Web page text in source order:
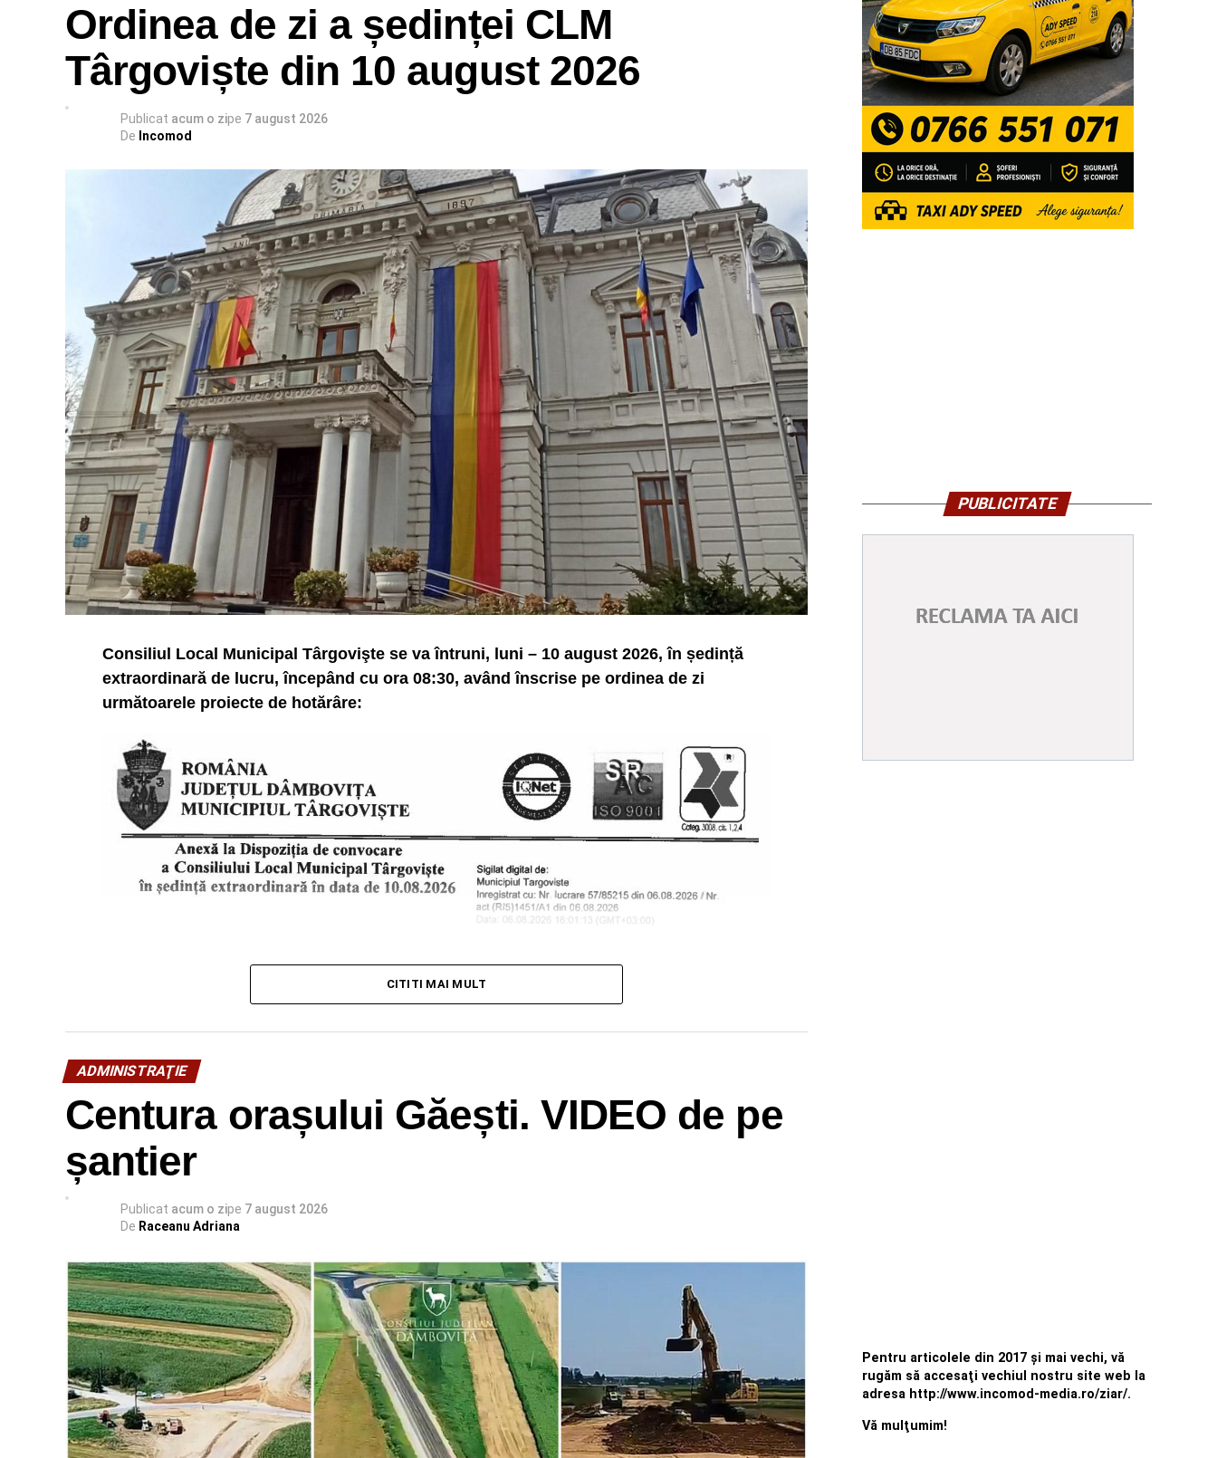
Ordinea de zi a ședinței CLM
Târgoviște din 10 august 2026
Publicat acum o zipe 7 august 2026
De Incomod
Consiliul Local Municipal Târgovişte se va întruni, luni – 10 august 2026, în ședință
extraordinară de lucru, începând cu ora 08:30, având înscrise pe ordinea de zi
următoarele proiecte de hotărâre:
CITITI MAI MULT
ADMINISTRAŢIE
Centura orașului Găești. VIDEO de pe
șantier
Publicat acum o zipe 7 august 2026
De Raceanu Adriana
PUBLICITATE
Pentru articolele din 2017 şi mai vechi, vă
rugăm să accesaţi vechiul nostru site web la
adresa http://www.incomod-media.ro/ziar/.
Vă mulţumim!